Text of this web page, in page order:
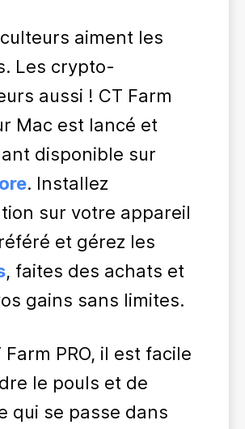
aiment les
Les crypto-
aussi ! CT Farm
Mac est lancé et
disponible sur
. Installez
sur votre appareil
et gérez les
, faites des achats et
gains sans limites.
Farm PRO, il est facile
le pouls et de
qui se passe dans